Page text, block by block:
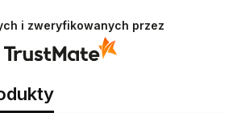
i zweryfikowanych przez